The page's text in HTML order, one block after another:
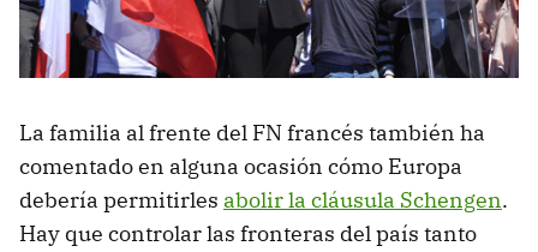
La familia al frente del FN francés también ha
comentado en alguna ocasión cómo Europa
debería permitirles abolir la cláusula Schengen.
Hay que controlar las fronteras del país tanto